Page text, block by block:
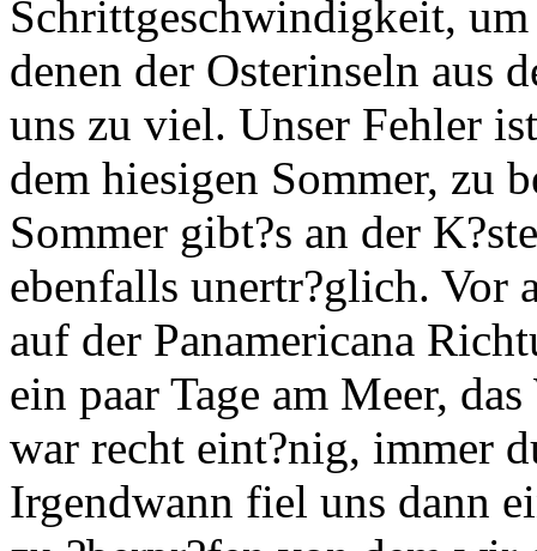
Schrittgeschwindigkeit,
denen der Osterinseln aus
uns zu viel. Unser Fehler
dem hiesigen Sommer, zu
Sommer gibt?s an der
ebenfalls unertr?glich. Vor
auf der Panamericana
ein paar Tage am Meer,
war recht eint?nig, immer
Irgendwann fiel uns dann